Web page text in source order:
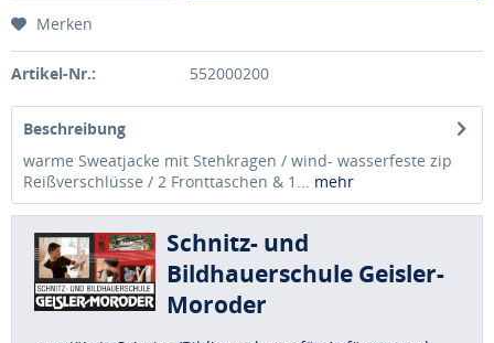
Merken
Artikel-Nr.: 552000200
Beschreibung
warme Sweatjacke mit Stehkragen / wind- wasserfeste zip
Reißverschlüsse / 2 Fronttaschen & 1... mehr
Schnitz- und
Bildhauerschule Geisler-
Moroder